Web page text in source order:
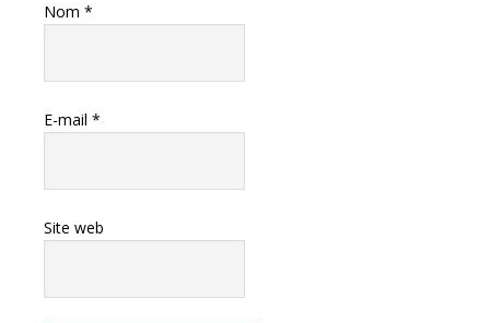
Nom *
E-mail *
Site web